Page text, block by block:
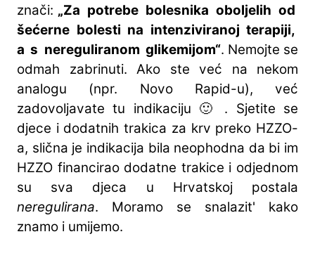
znači: „Za potrebe bolesnika oboljelih od
šećerne bolesti na intenziviranoj terapiji,
a s nereguliranom glikemijom“. Nemojte se
odmah zabrinuti. Ako ste već na nekom
analogu (npr. Novo Rapid-u), već
zadovoljavate tu indikaciju 🙂 . Sjetite se
djece i dodatnih trakica za krv preko HZZO-
a, slična je indikacija bila neophodna da bi im
HZZO financirao dodatne trakice i odjednom
su sva djeca u Hrvatskoj postala
neregulirana. Moramo se snalazit' kako
znamo i umijemo.